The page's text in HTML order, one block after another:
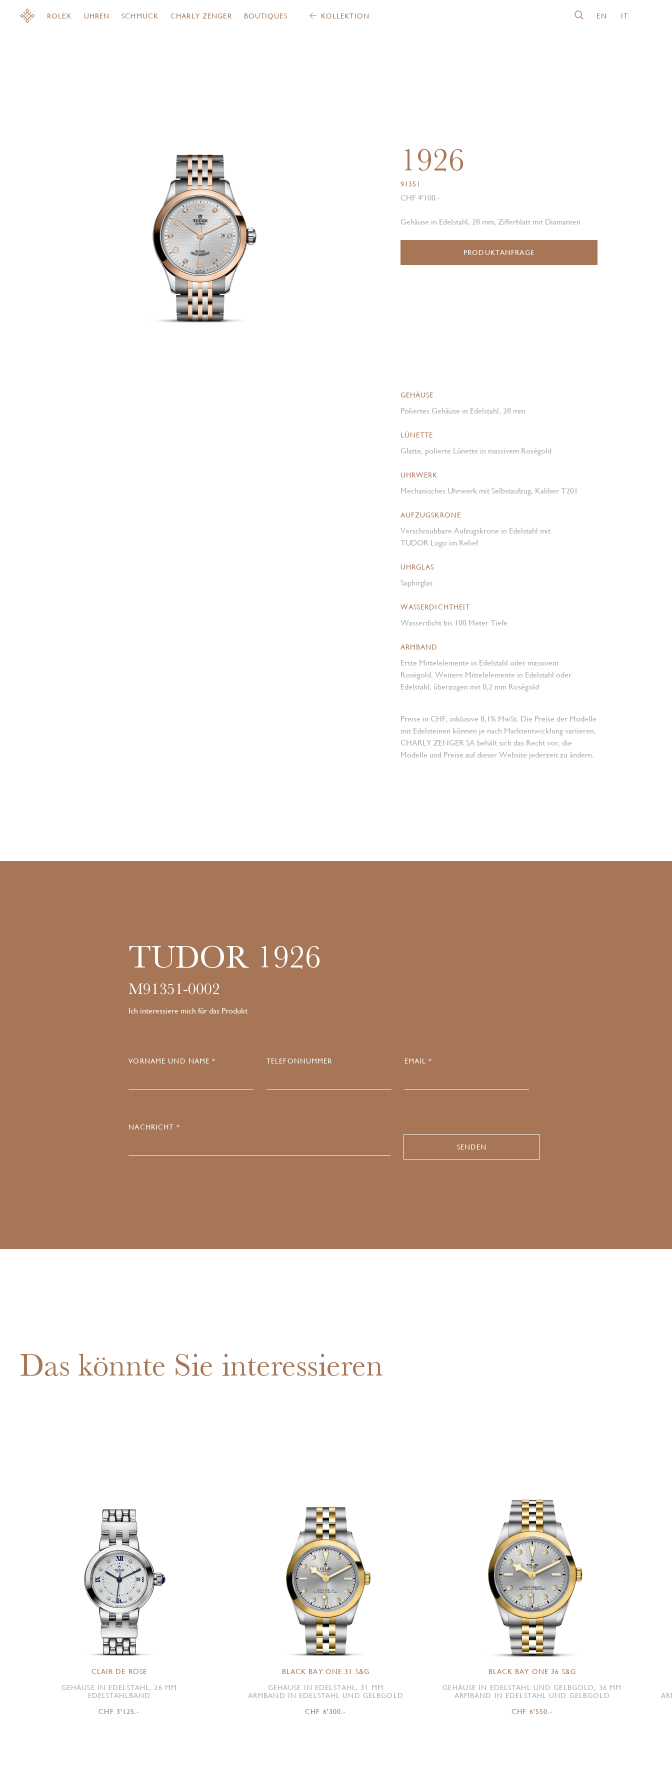
ROLEX UHREN SCHMUCK CHARLY ZENGER BOUTIQUES KOLLEKTION EN IT
1926
91351
CHF 4'100.-
Gehäuse in Edelstahl, 28 mm, Zifferblatt mit Diamanten
PRODUKTANFRAGE
GEHÄUSE
Poliertes Gehäuse in Edelstahl, 28 mm
LÜNETTE
Glatte, polierte Lünette in massivem Roségold
UHRWERK
Mechanisches Uhrwerk mit Selbstaufzug, Kaliber T201
AUFZUGSKRONE
Verschraubbare Aufzugskrone in Edelstahl mit
TUDOR Logo im Relief
UHRGLAS
Saphirglas
WASSERDICHTHEIT
Wasserdicht bis 100 Meter Tiefe
ARMBAND
Erste Mittelelemente in Edelstahl oder massivem
Roségold. Weitere Mittelelemente in Edelstahl oder
Edelstahl, überzogen mit 0,2 mm Roségold
Preise in CHF, inklusive 8,1% MwSt. Die Preise der Modelle
mit Edelsteinen können je nach Marktentwicklung variieren.
CHARLY ZENGER SA behält sich das Recht vor, die
Modelle und Preise auf dieser Website jederzeit zu ändern.
TUDOR 1926
M91351-0002
Ich interessiere mich für das Produkt
VORNAME UND NAME * TELEFONNUMMER EMAIL *
NACHRICHT *
Das könnte Sie interessieren
CLAIR DE ROSE
GEHÄUSE IN EDELSTAHL, 26 MM
EDELSTAHLBAND
CHF 3'125.-
BLACK BAY ONE 31 S&G
GEHÄUSE IN EDELSTAHL, 31 MM
ARMBAND IN EDELSTAHL UND GELBGOLD
CHF 6'300.-
BLACK BAY ONE 36 S&G
GEHÄUSE IN EDELSTAHL UND GELBGOLD, 36 MM
ARMBAND IN EDELSTAHL UND GELBGOLD
CHF 6'550.-